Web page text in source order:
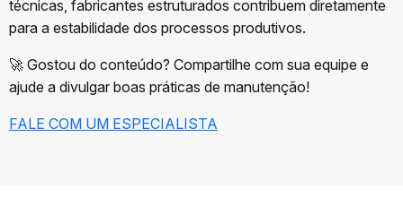
técnicas, fabricantes estruturados contribuem diretamente
para a estabilidade dos processos produtivos.
🚀 Gostou do conteúdo? Compartilhe com sua equipe e
ajude a divulgar boas práticas de manutenção!
FALE COM UM ESPECIALISTA